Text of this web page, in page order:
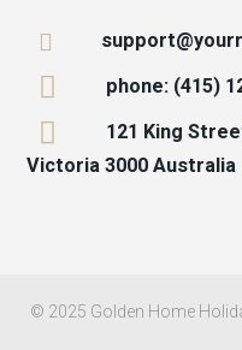
phone: (415)
121 King
Victoria 3000 Australia
© 2025 Golden Home